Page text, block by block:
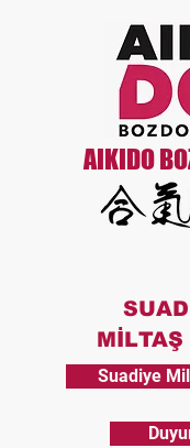
AIKIDO
MİLTAŞ
Suadiye